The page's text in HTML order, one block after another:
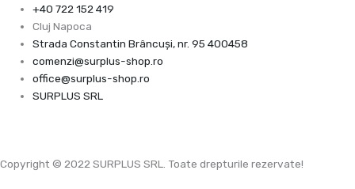
+40 722 152 419
Cluj Napoca
Strada Constantin Brâncuşi, nr. 95 400458
comenzi@surplus-shop.ro
office@surplus-shop.ro
SURPLUS SRL
Copyright © 2022 SURPLUS SRL. Toate drepturile rezervate!